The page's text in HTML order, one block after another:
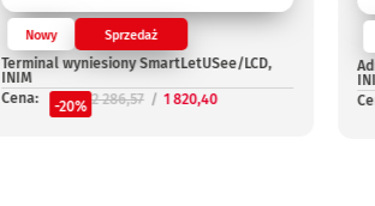
Nowy Sprzedaż
Terminal wyniesiony SmartLetUSee/LCD,
INIM
Cena:
-20% 2 286,57 1 820,40